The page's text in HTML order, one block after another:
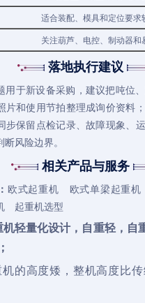
适合装配、模具和定位要求
关注葫芦、电控、制动器和
落地执行建议
用于新设备采购，建议把吨位
片和使用节拍整理成询价资料
步保留点检记录、故障现象、
风险边界。
相关产品与服务
欧式起重机 欧式单梁起重机
起重机选型
机轻量化设计，自重轻，自
机的高度矮，整机高度比